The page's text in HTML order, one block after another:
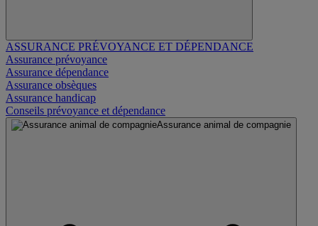
ASSURANCE PRÉVOYANCE ET DÉPENDANCE
Assurance prévoyance
Assurance dépendance
Assurance obsèques
Assurance handicap
Conseils prévoyance et dépendance
Assurance animal de compagnie